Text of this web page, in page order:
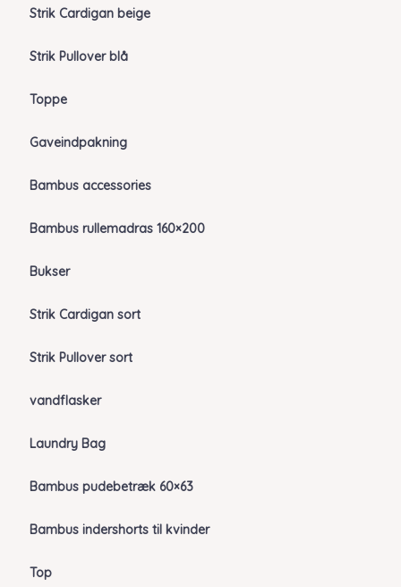
Strik Cardigan beige
Strik Pullover blå
Toppe
Gaveindpakning
Bambus accessories
Bambus rullemadras 160×200
Bukser
Strik Cardigan sort
Strik Pullover sort
vandflasker
Laundry Bag
Bambus pudebetræk 60×63
Bambus indershorts til kvinder
Top